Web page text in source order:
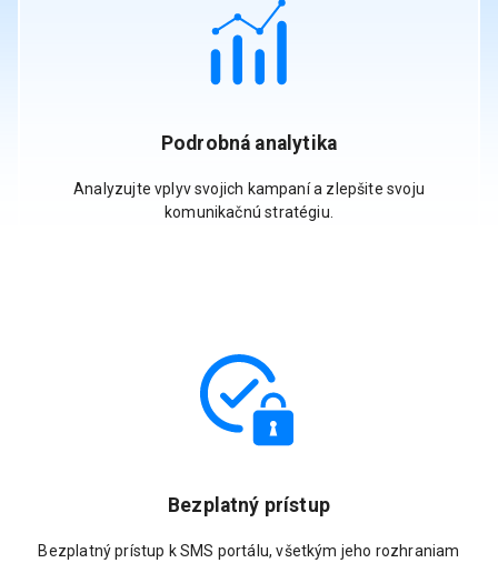
Podrobná analytika
Analyzujte vplyv svojich kampaní a zlepšite svoju
komunikačnú stratégiu.
Bezplatný prístup
Bezplatný prístup k SMS portálu, všetkým jeho rozhraniam